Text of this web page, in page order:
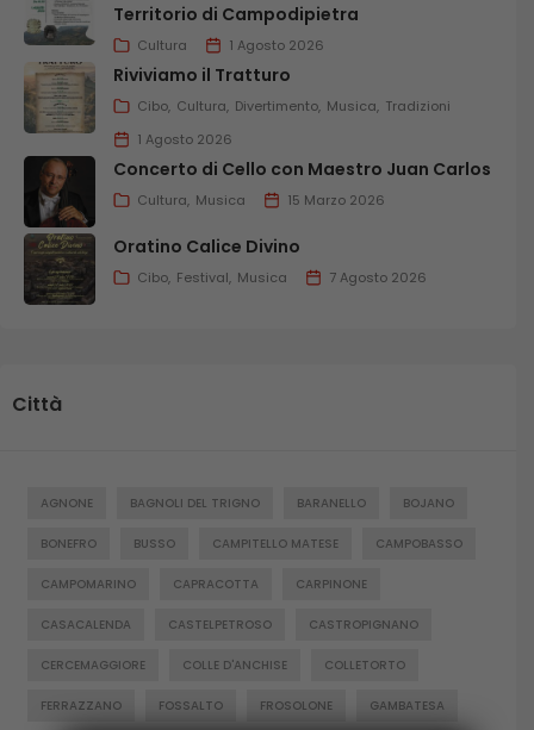
Territorio di Campodipietra
Cultura 1 Agosto 2026
Riviviamo il Tratturo
Cibo Cultura Divertimento Musica Tradizioni
1 Agosto 2026
Concerto di Cello con Maestro Juan Carlos
Cultura Musica 15 Marzo 2026
Oratino Calice Divino
Cibo Festival Musica 7 Agosto 2026
Città
AGNONE BAGNOLI DEL TRIGNO BARANELLO BOJANO
BONEFRO BUSSO CAMPITELLO MATESE CAMPOBASSO
CAMPOMARINO CAPRACOTTA CARPINONE
CASACALENDA CASTELPETROSO CASTROPIGNANO
CERCEMAGGIORE COLLE D'ANCHISE COLLETORTO
FERRAZZANO FOSSALTO FROSOLONE GAMBATESA